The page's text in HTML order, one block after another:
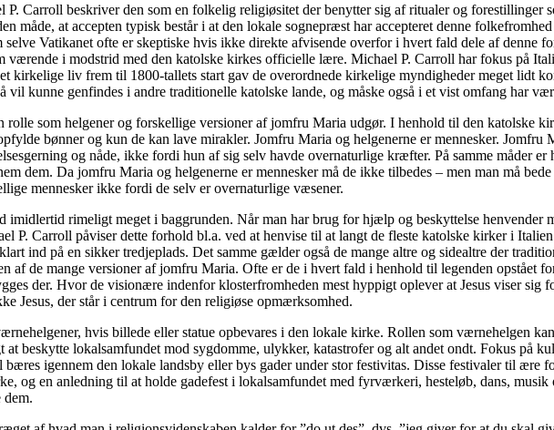
Carroll beskriver den som en folkelig religiøsitet der benytter sig af ritualer og forestillinger
måde, at accepten typisk består i at den lokale sognepræst har accepteret denne
Vatikanet ofte er skeptiske hvis ikke direkte afvisende overfor i hvert fald dele af denne
værende i modstrid med den katolske kirkes officielle lære. Michael P. Carroll har fokus på
kirkelige liv frem til 1800-tallets start gav de overordnede kirkelige myndigheder meget lidt
kunne genfindes i andre traditionelle katolske lande, og måske også i et vist omfang har
som helgener og forskellige versioner af jomfru Maria udgør. I henhold til den katolske
bønner og kun de kan lave mirakler. Jomfru Maria og helgenerne er mennesker.
og nåde, ikke fordi hun af sig selv havde overnaturlige kræfter. På samme måder
dem. Da jomfru Maria og helgenerne er mennesker må de ikke tilbedes – men man må
mennesker ikke fordi de selv er overnaturlige væsener.
imidlertid rimeligt meget i baggrunden. Når man har brug for hjælp og beskyttelse henvender
P. Carroll påviser dette forhold bl.a. ved at henvise til at langt de fleste katolske kirker i
ind på en sikker tredjeplads. Det samme gælder også de mange altre og sidealtre der
af de mange versioner af jomfru Maria. Ofte er de i hvert fald i henhold til legenden opstået
der. Hvor de visionære indenfor klosterfromheden mest hyppigt oplever at Jesus viser sig
Jesus, der står i centrum for den religiøse opmærksomhed.
hvis billede eller statue opbevares i den lokale kirke. Rollen som værnehelgen
beskytte lokalsamfundet mod sygdomme, ulykker, katastrofer og alt andet ondt. Fokus på
igennem den lokale landsby eller bys gader under stor festivitas. Disse festivaler til ære
og en anledning til at holde gadefest i lokalsamfundet med fyrværkeri, hesteløb, dans,
dem.